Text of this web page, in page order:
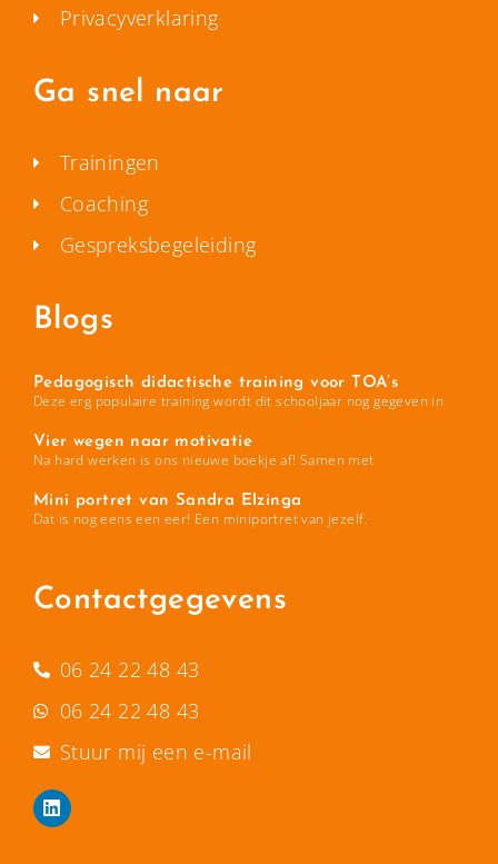
Privacyverklaring
Ga snel naar
Trainingen
Coaching
Gespreksbegeleiding
Blogs
Pedagogisch didactische training voor TOA’s
Deze erg populaire training wordt dit schooljaar nog gegeven in
Vier wegen naar motivatie
Na hard werken is ons nieuwe boekje af! Samen met
Mini portret van Sandra Elzinga
Dat is nog eens een eer! Een miniportret van jezelf.
Contactgegevens
06 24 22 48 43
06 24 22 48 43
Stuur mij een e-mail